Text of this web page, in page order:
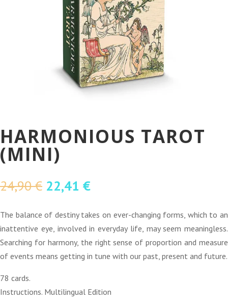
HARMONIOUS TAROT
(MINI)
24,90€ O
original
era:
24,90 €.
22,41 €O
atual
é:
22,41 €.
The balance of destiny takes on ever-changing forms, which to an
inattentive eye, involved in everyday life, may seem meaningless.
Searching for harmony, the right sense of proportion and measure
of events means getting in tune with our past, present and future.
78 cards.
Instructions. Multilingual Edition